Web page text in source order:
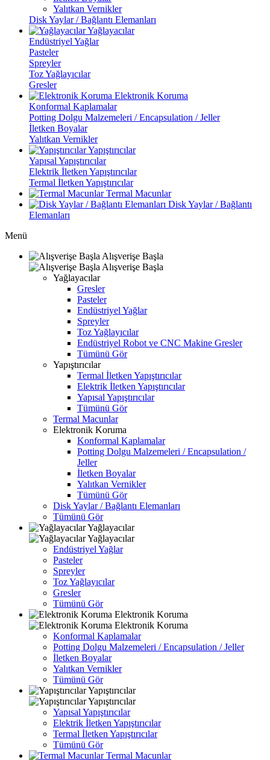
Yalıtkan Vernikler
Disk Yaylar / Bağlantı Elemanları
Yağlayacılar
Endüstriyel Yağlar
Pasteler
Spreyler
Toz Yağlayıcılar
Gresler
Elektronik Koruma
Konformal Kaplamalar
Potting Dolgu Malzemeleri / Encapsulation / Jeller
İletken Boyalar
Yalıtkan Vernikler
Yapıştırıcılar
Yapısal Yapıştırıcılar
Elektrik İletken Yapıştırıcılar
Termal İletken Yapıştırıcılar
Termal Macunlar
Disk Yaylar / Bağlantı
Elemanları
Menü
Alışverişe Başla
Alışverişe Başla
Yağlayacılar
Gresler
Pasteler
Endüstriyel Yağlar
Spreyler
Toz Yağlayıcılar
Endüstriyel Robot ve CNC Makine Gresler
Tümünü Gör
Yapıştırıcılar
Termal İletken Yapıştırıcılar
Elektrik İletken Yapıştırıcılar
Yapısal Yapıştırıcılar
Tümünü Gör
Termal Macunlar
Elektronik Koruma
Konformal Kaplamalar
Potting Dolgu Malzemeleri / Encapsulation /
Jeller
İletken Boyalar
Yalıtkan Vernikler
Tümünü Gör
Disk Yaylar / Bağlantı Elemanları
Tümünü Gör
Yağlayacılar
Yağlayacılar
Endüstriyel Yağlar
Pasteler
Spreyler
Toz Yağlayıcılar
Gresler
Tümünü Gör
Elektronik Koruma
Elektronik Koruma
Konformal Kaplamalar
Potting Dolgu Malzemeleri / Encapsulation / Jeller
İletken Boyalar
Yalıtkan Vernikler
Tümünü Gör
Yapıştırıcılar
Yapıştırıcılar
Yapısal Yapıştırıcılar
Elektrik İletken Yapıştırıcılar
Termal İletken Yapıştırıcılar
Tümünü Gör
Termal Macunlar